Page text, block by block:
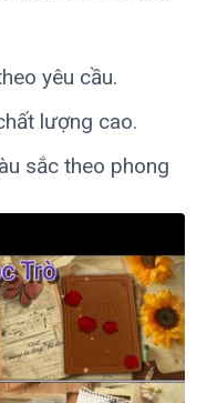
yêu cầu.
lượng cao.
sắc theo phong